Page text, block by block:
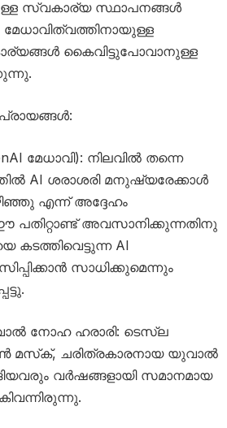
സ്ഥാപനങ്ങൾ
മേധാവിത്വത്തിനായുള്ള
കൈവിട്ടുപോവാനുള്ള
മേധാവി): നിലവിൽ തന്നെ
AI ശരാശരി മനുഷ്യരേക്കാൾ
എന്ന് അദ്ദേഹം
അവസാനിക്കുന്നതിനു
AI
സാധിക്കുമെന്നും
നോഹ ഹരാരി: ടെസ്‌ല
മസ്‌ക്, ചരിത്രകാരനായ യുവാൽ
വർഷങ്ങളായി സമാനമായ